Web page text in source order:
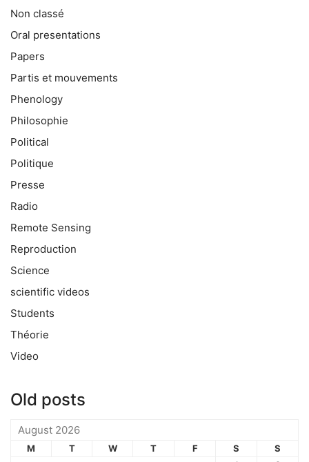
Non classé
Oral presentations
Papers
Partis et mouvements
Phenology
Philosophie
Political
Politique
Presse
Radio
Remote Sensing
Reproduction
Science
scientific videos
Students
Théorie
Video
Old posts
August 2026
M T W T F S
S